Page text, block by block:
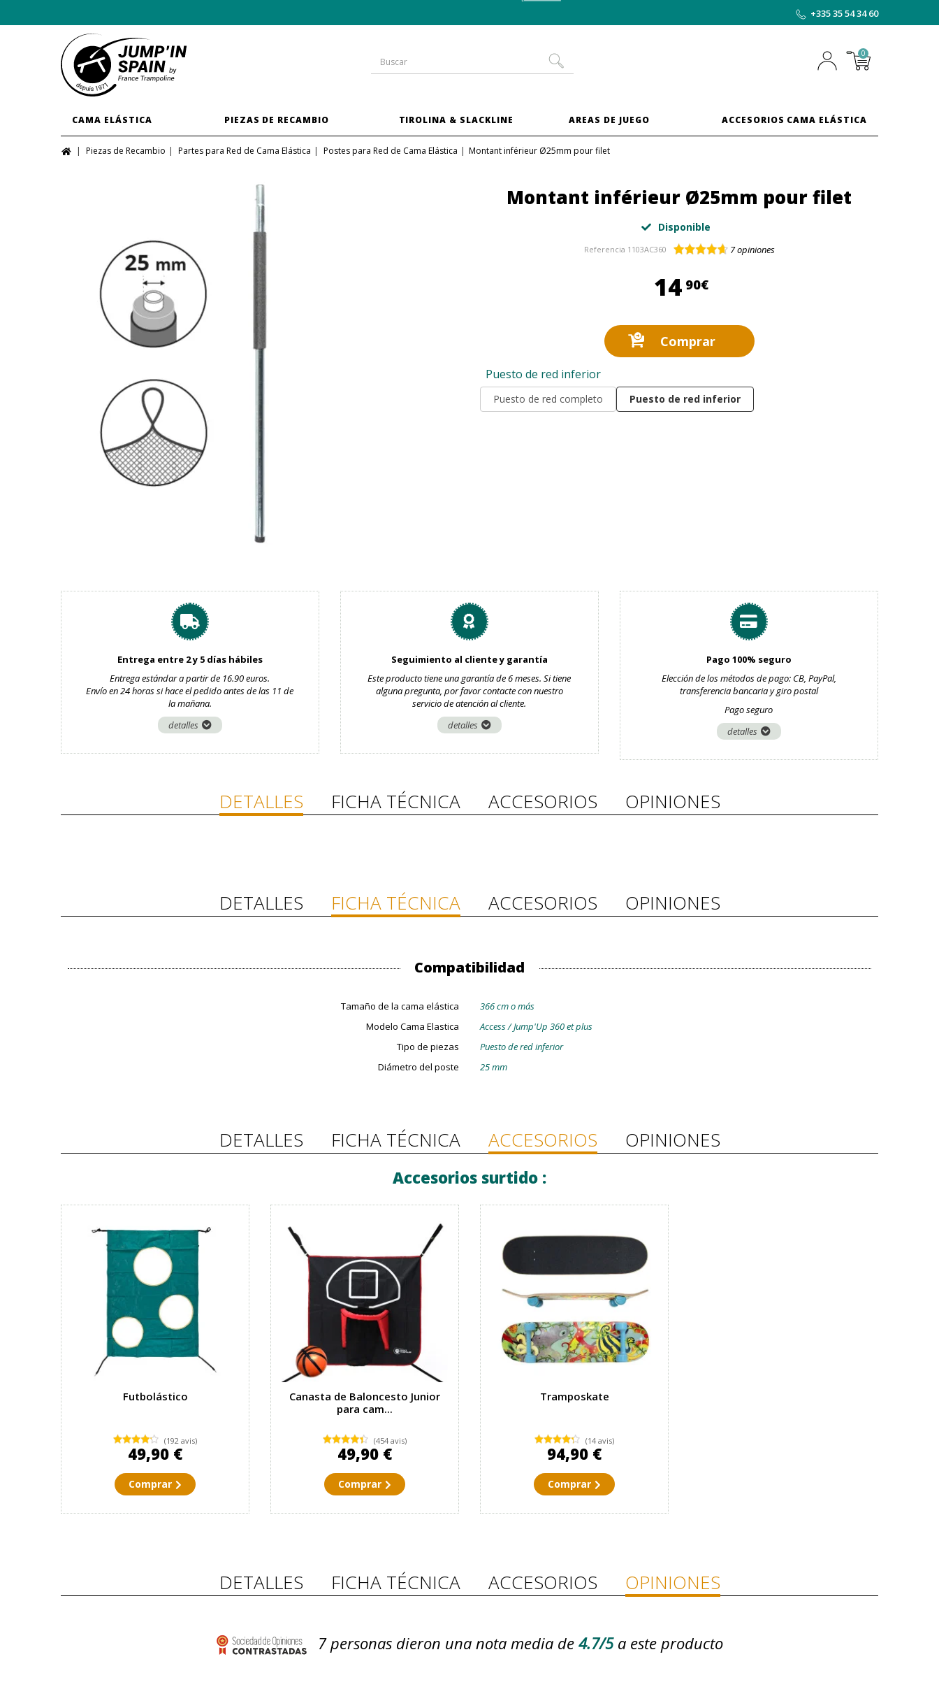
+335 35 54 34 60
0
CAMA ELÁSTICA PIEZAS DE RECAMBIO TIROLINA & SLACKLINE AREAS DE JUEGO ACCESORIOS CAMA ELÁSTICA
Piezas de Recambio Partes para Red de Cama Elástica Postes para Red de Cama Elástica Montant inférieur Ø25mm pour filet
Montant inférieur Ø25mm pour filet
Disponible
Referencia 1103AC360 7opiniones
14 90€14,90 €
Comprar
Puesto de red inferior
Puesto de red completo Puesto de red inferior
Entrega entre 2 y 5 días hábiles
Entrega estándar a partir de 16.90 euros.
Envío en 24 horas si hace el pedido antes de las 11 de
la mañana.
detalles
Seguimiento al cliente y garantía
Este producto tiene una garantía de 6 meses. Si tiene
alguna pregunta, por favor contacte con nuestro
servicio de atención al cliente.
detalles
Pago 100% seguro
Elección de los métodos de pago: CB, PayPal,
transferencia bancaria y giro postal
Pago seguro
detalles
DETALLES FICHA TÉCNICA ACCESORIOS OPINIONES
DETALLES FICHA TÉCNICA ACCESORIOS OPINIONES
Compatibilidad
Tamaño de la cama elástica
366 cm o más
Modelo Cama Elastica
Access / Jump'Up 360 et plus
Tipo de piezas
Puesto de red inferior
Diámetro del poste
25 mm
DETALLES FICHA TÉCNICA ACCESORIOS OPINIONES
Accesorios surtido :
Futbolástico
(192 avis)
49,90 €
Comprar
Canasta de Baloncesto Junior
para cam...
(454 avis)
49,90 €
Comprar
Tramposkate
(14 avis)
94,90 €
Comprar
DETALLES FICHA TÉCNICA ACCESORIOS OPINIONES
7personas dieron una nota media de4.7/5 a este producto